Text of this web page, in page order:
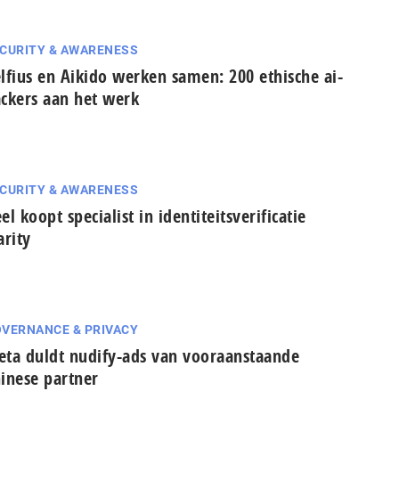
& AWARENESS
en Aikido werken samen: 200 ethische ai-
aan het werk
& AWARENESS
koopt specialist in identiteitsverificatie
& PRIVACY
duldt nudify-ads van vooraanstaande
partner